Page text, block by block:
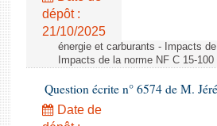
dépôt :
21/10/2025
énergie et carburants - Impacts
Impacts de la norme NF C 15-
Question écrite n° 6574 de M.
Date de